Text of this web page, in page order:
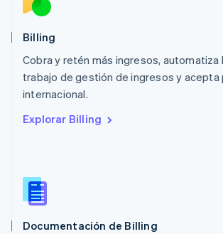
Billing
Cobra y retén más ingresos, automatiza
trabajo de gestión de ingresos y acepta
internacional.
Explorar Billing
Documentación de Billing
English
México
Español
English
Nueva Zelandia
English
NederlandsEnglish
Português
RAE de Hong Kong, China
Reino Unido